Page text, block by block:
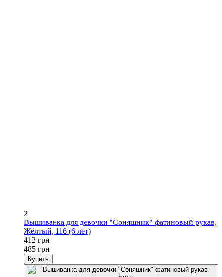
2
Вышиванка для девочки "Соняшник" фатиновый рукав,
Жёлтый, 116 (6 лет)
412 грн
485 грн
Купить